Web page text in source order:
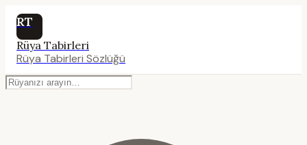
RT
Rüya Tabirleri
Rüya Tabirleri Sözlüğü